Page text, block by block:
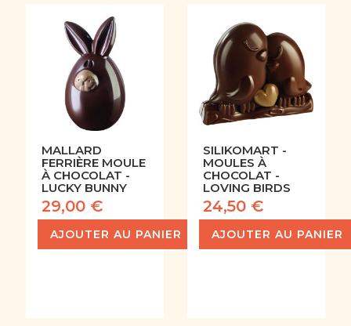
MALLARD
FERRIÈRE MOULE
À CHOCOLAT -
LUCKY BUNNY
29,00 €
AJOUTER AU PANIER
SILIKOMART -
MOULES À
CHOCOLAT -
LOVING BIRDS
24,50 €
AJOUTER AU PANIER